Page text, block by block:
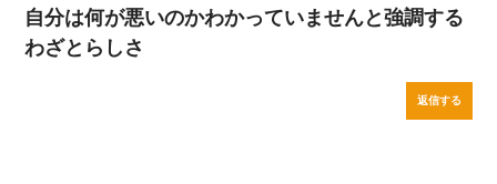
自分は何が悪いのかわかっていませんと強調する
わざとらしさ
返信する